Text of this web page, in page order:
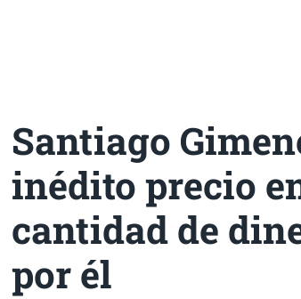
Santiago
inédito precio
cantidad de
por él